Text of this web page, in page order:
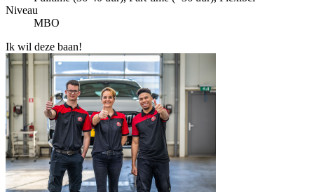
Niveau
MBO
Ik wil deze baan!